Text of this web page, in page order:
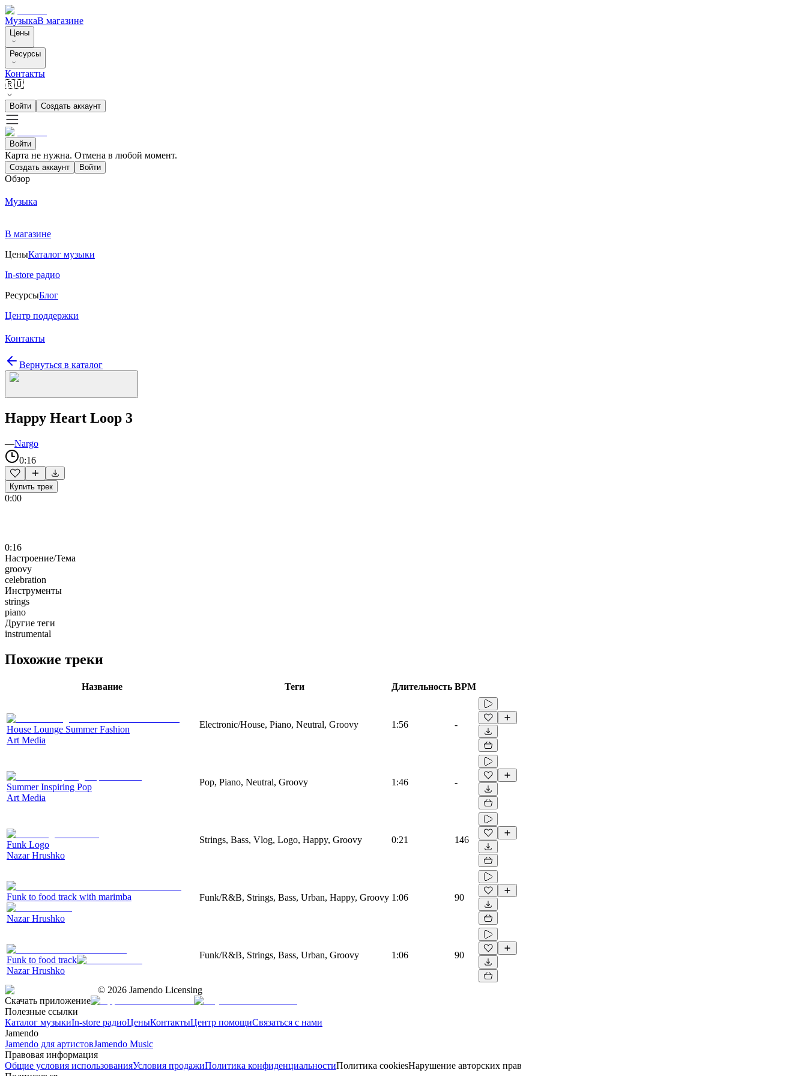
МузыкаВ магазине
Цены
Ресурсы
Контакты
🇷🇺
Войти Создать аккаунт
Войти
Карта не нужна. Отмена в любой момент.
Создать аккаунт Войти
Обзор
Музыка
В магазине
ЦеныКаталог музыки
In-store радио
РесурсыБлог
Центр поддержки
Контакты
Вернуться в каталог
Happy Heart Loop 3
—Nargo
0:16
Купить трек
0:00
0:16
Настроение/Тема
groovy
celebration
Инструменты
strings
piano
Другие теги
instrumental
Похожие треки
Название Теги Длительность BPM
House Lounge Summer Fashion
Art Media
Electronic/House, Piano, Neutral, Groovy 1:56 -
Summer Inspiring Pop
Art Media
Pop, Piano, Neutral, Groovy 1:46 -
Funk Logo
Nazar Hrushko
Strings, Bass, Vlog, Logo, Happy, Groovy 0:21 146
Funk to food track with marimba
Nazar Hrushko
Funk/R&B, Strings, Bass, Urban, Happy, Groovy 1:06 90
Funk to food track
Nazar Hrushko
Funk/R&B, Strings, Bass, Urban, Groovy 1:06 90
© 2026 Jamendo Licensing
Скачать приложение
Полезные ссылки
Каталог музыкиIn-store радиоЦеныКонтактыЦентр помощиСвязаться с нами
Jamendo
Jamendo для артистовJamendo Music
Правовая информация
Общие условия использованияУсловия продажиПолитика конфиденциальностиПолитика cookiesНарушение авторских прав